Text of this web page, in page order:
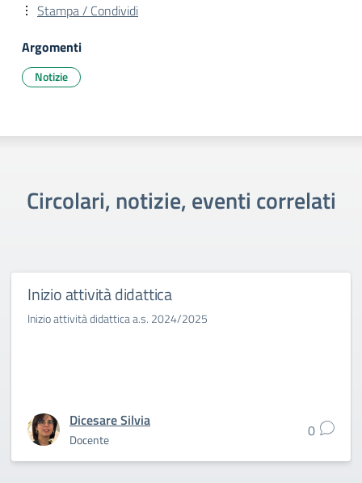
Stampa / Condividi
Argomenti
Notizie
Circolari, notizie, eventi correlati
Inizio attività didattica
Inizio attività didattica a.s. 2024/2025
Dicesare Silvia
Docente 0